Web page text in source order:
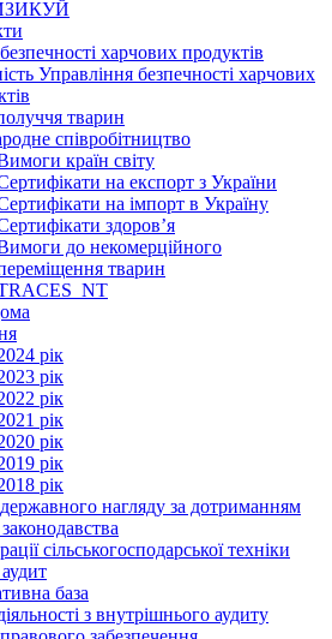
харчових продуктів
Управління безпечності харчових
тварин
співробітництво
країн світу
на експорт з України
на імпорт в Україну
здоров’я
до некомерційного
тварин
рік
рік
рік
рік
рік
рік
рік
нагляду за дотриманням
сільськогосподарської техніки
база
з внутрішнього аудиту